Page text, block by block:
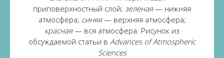
приповерхностный слой; зеленая— нижняя
атмосфера; синяя— верхняя атмосфера;
красная— вся атмосфера. Рисунок из
обсуждаемой статьи в Advances of Atmospheric
Sciences